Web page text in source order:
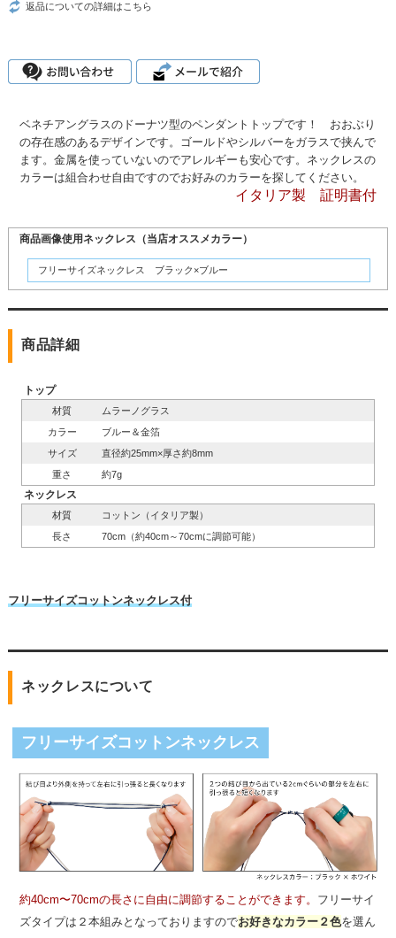
返品についての詳細はこちら
ベネチアングラスのドーナツ型のペンダントトップです！ おおぶり
の存在感のあるデザインです。ゴールドやシルバーをガラスで挟んで
ます。金属を使っていないのでアレルギーも安心です。ネックレスの
カラーは組合わせ自由ですのでお好みのカラーを探してください。
イタリア製 証明書付
商品画像使用ネックレス（当店オススメカラー）
フリーサイズネックレス ブラック×ブルー
商品詳細
トップ
材質
ムラーノグラス
カラー
ブルー＆金箔
サイズ
直径約25mm×厚さ約8mm
重さ
約7g
ネックレス
材質
コットン（イタリア製）
長さ
70cm（約40cm～70cmに調節可能）
フリーサイズコットンネックレス付
ネックレスについて
フリーサイズコットンネックレス
約40cm〜70cmの長さに自由に調節することができます。 フリーサイ
ズタイプは２本組みとなっておりますのでお好きなカラー２色を選ん